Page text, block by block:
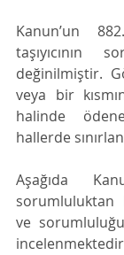
Kanun’un
taşıyıcının
değinilmiştir.
veya bir
halinde
hallerde
Aşağıda
sorumluluktan
ve